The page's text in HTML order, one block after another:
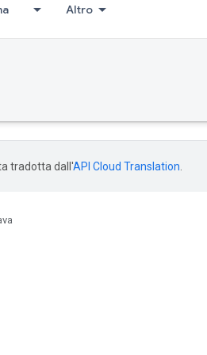
Altro
tradotta dall'API Cloud Translation